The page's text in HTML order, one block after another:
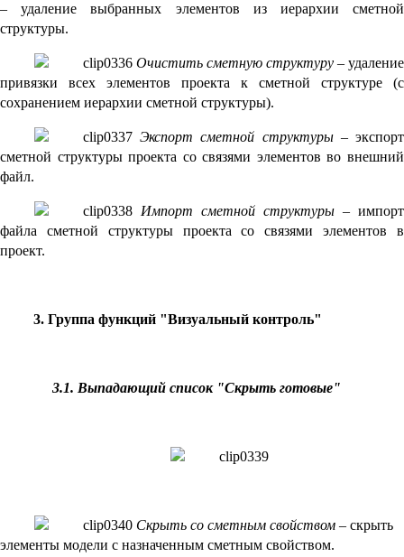
– удаление выбранных элементов из иерархии сметной
структуры.
Очистить сметную структуру – удаление
привязки всех элементов проекта к сметной структуре (с
сохранением иерархии сметной структуры).
Экспорт сметной структуры – экспорт
сметной структуры проекта со связями элементов во внешний
файл.
Импорт сметной структуры – импорт
файла сметной структуры проекта со связями элементов в
проект.
3. Группа функций "Визуальный контроль"
3.1. Выпадающий список "Скрыть готовые"
Скрыть со сметным свойством – скрыть
элементы модели с назначенным сметным свойством.